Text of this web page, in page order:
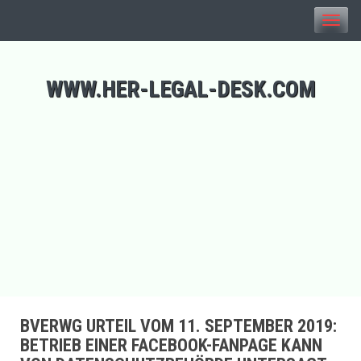
Toggle
WWW.HER-LEGAL-DESK.COM
BVERWG URTEIL VOM 11. SEPTEMBER 2019:
BETRIEB EINER FACEBOOK-FANPAGE KANN